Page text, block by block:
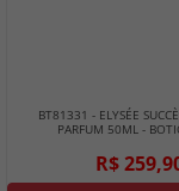
BT81331 - ELYSÉE
PARFUM 50ML -
R$